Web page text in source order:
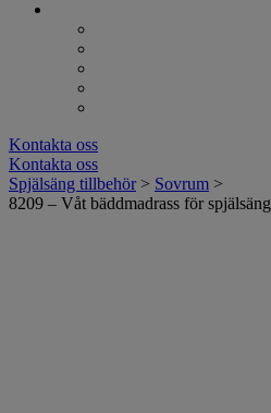
Kontakta oss
Kontakta oss
Spjälsäng tillbehör > Sovrum >
8209 – Våt bäddmadrass för spjälsäng